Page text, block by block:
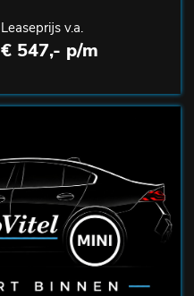
Leaseprijs v.a.
€ 547,- p/m